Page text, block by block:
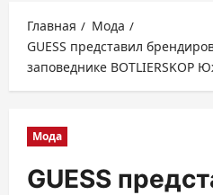
Главная
Мода
GUESS представил
заповеднике BOTLIERSKOP
Мода
GUESS